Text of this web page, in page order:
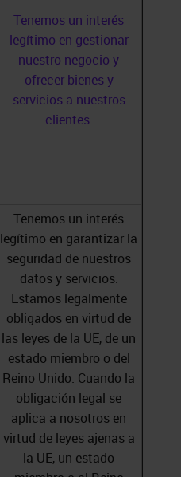
Tenemos un interés
legítimo en gestionar
nuestro negocio y
ofrecer bienes y
servicios a nuestros
clientes.
Tenemos un interés
legítimo en garantizar la
seguridad de nuestros
datos y servicios.
Estamos legalmente
obligados en virtud de
las leyes de la UE, de un
estado miembro o del
Reino Unido. Cuando la
obligación legal se
aplica a nosotros en
virtud de leyes ajenas a
la UE, un estado